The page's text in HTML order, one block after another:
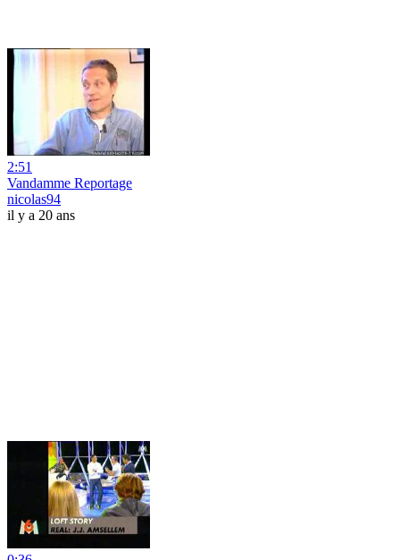
2:51
Vandamme Reportage
nicolas94
il y a 20 ans